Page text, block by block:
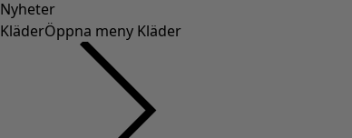
Nyheter
KläderÖppna meny Kläder